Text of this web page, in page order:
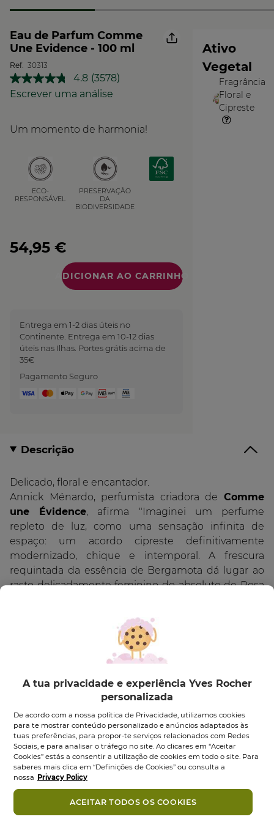
Eau de Parfum Comme
Une Evidence - 100 ml
Ref. 30313
4.8 Leu
3578
a
(3578)
Escrever uma análise
Um momento de harmonia!
ECO-
RESPONSÁVEL
PRESERVAÇÃO
DA
BIODIVERSIDADE
54,95 €
Quantidade
Entrega em 1-2 dias úteis no
Continente. Entrega em 10-12 dias
úteis nas Ilhas. Portes grátis acima de
35€
Pagamento Seguro
Ativo
Vegetal
O
Vegetal
Fragrância
Floral e
Cipreste
Descrição
Delicado, floral e encantador.
Annick Ménardo, perfumista criadora de Comme
une Évidence, afirma "Imaginei um perfume
repleto de luz, como uma sensação infinita de
espaço: um acordo cipreste definitivamente
modernizado, chique e intemporal. A frescura
requintada da essência de Bergamota dá lugar ao
rasto delicadamente feminino do absoluto de Rosa
Nos bastidores da criação:
Para criar esta fragrância, a perfumista Annick
moderna, em torno de belas matérias. Preservando
sempre a elegância do clássico acordo cipreste, deu
uma maior frescura e luminosidade ao perfume.
CONSELHOS DE UTILIZAÇÃO:
Vaporiza a Eau de parfum nos locais mais quentes
do corpo: no interior dos pulsos, atrás das orelhas e
no decote.
Ingredientes
Também podes gostar
-46% -38%
A tua privacidade e experiência Yves Rocher
personalizada
De acordo com a nossa política de Privacidade, utilizamos cookies
para te mostrar conteúdo personalizado e anúncios adaptados às
tuas preferências, para propor-te serviços relacionados com Redes
Sociais, e para analisar o tráfego no site. Ao clicares em “Aceitar
Cookies” estás a consentir a utilização de cookies em todo o site. Para
saberes mais clica em “Definições de Cookies” ou consulta a
nossa Privacy Policy
ACEITAR TODOS OS COOKIES